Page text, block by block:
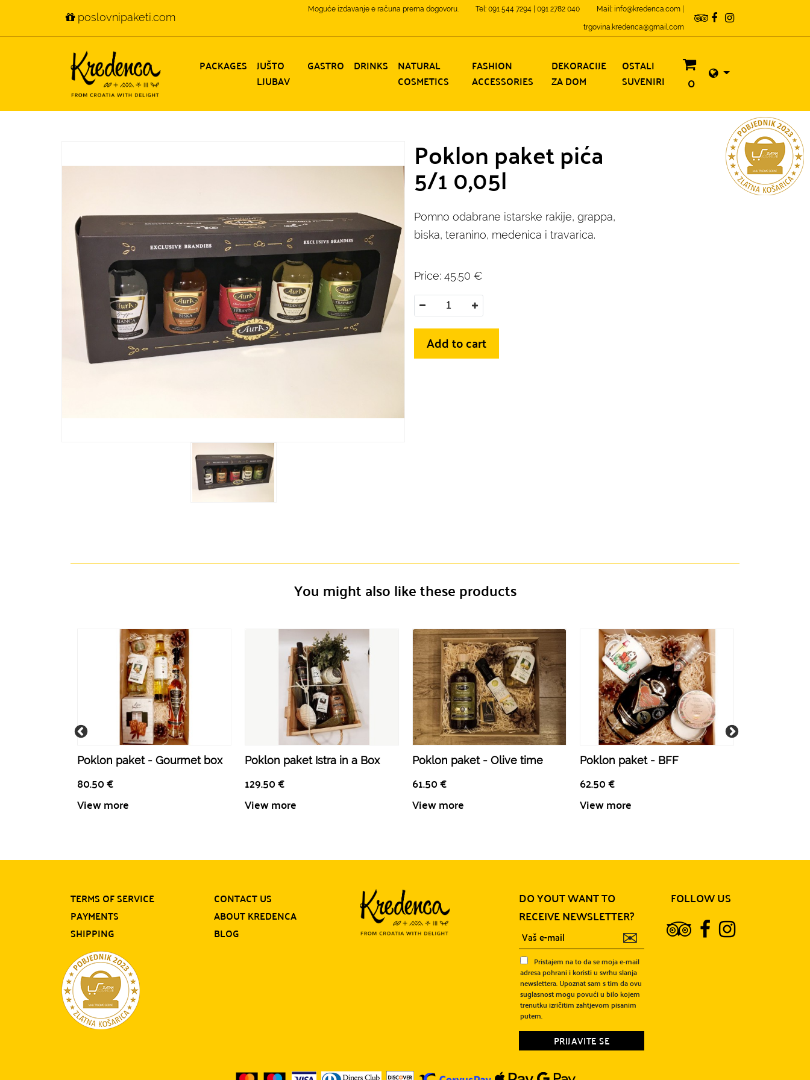
poslovnipaketi.com
Moguće izdavanje e računa prema dogovoru. Tel: 091 544 7294 | 091 2782 040 Mail: info@kredenca.com |
trgovina.kredenca@gmail.com
PACKAGES JUŠTO
LJUBAV
GASTRO DRINKS
NATURAL
COSMETICS
FASHION
ACCESSORIES
DEKORACIJE
ZA DOM
OSTALI
SUVENIRI
0
Poklon paket pića
5/1 0,05l
Pomno odabrane istarske rakije, grappa,
biska, teranino, medenica i travarica.
Price: 45.50 €
Add to cart
You might also like these products
Poklon paket - Gourmet box
80.50€
View more
Poklon paket Istra in a Box
129.50€
View more
Poklon paket - Olive time
61.50€
View more
Poklon paket - BFF
62.50€
View more
TERMS OF SERVICE
PAYMENTS
SHIPPING
CONTACT US
ABOUT KREDENCA
BLOG
DO YOUT WANT TO
RECEIVE NEWSLETTER?
✉
Pristajem na to da se moja e-mail
adresa pohrani i koristi u svrhu slanja
newslettera. Upoznat sam s tim da ovu
suglasnost mogu povući u bilo kojem
trenutku izričitim zahtjevom pisanim
putem.
FOLLOW US